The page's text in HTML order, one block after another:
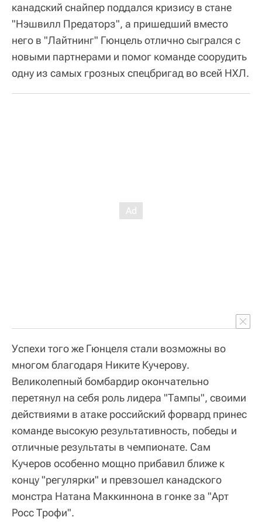
канадский снайпер поддался кризису в стане
"Нэшвилл Предаторз", а пришедший вместо
него в "Лайтнинг" Гюнцель отлично сыгрался с
новыми партнерами и помог команде соорудить
одну из самых грозных спецбригад во всей НХЛ.
Успехи того же Гюнцеля стали возможны во
многом благодаря Никите Кучерову.
Великолепный бомбардир окончательно
перетянул на себя роль лидера "Тампы", своими
действиями в атаке российский форвард принес
команде высокую результативность, победы и
отличные результаты в чемпионате. Сам
Кучеров особенно мощно прибавил ближе к
концу "регулярки" и превзошел канадского
монстра Натана Маккиннона в гонке за "Арт
Росс Трофи".